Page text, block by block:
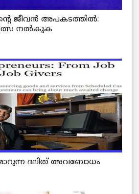
ജീവൻ അപകടത്തിൽ:
നൽകുക
ദലിത് അവബോധം